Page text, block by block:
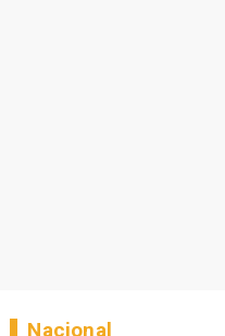
Nacional